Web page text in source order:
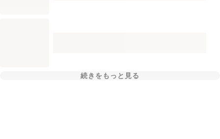
続きをもっと見る